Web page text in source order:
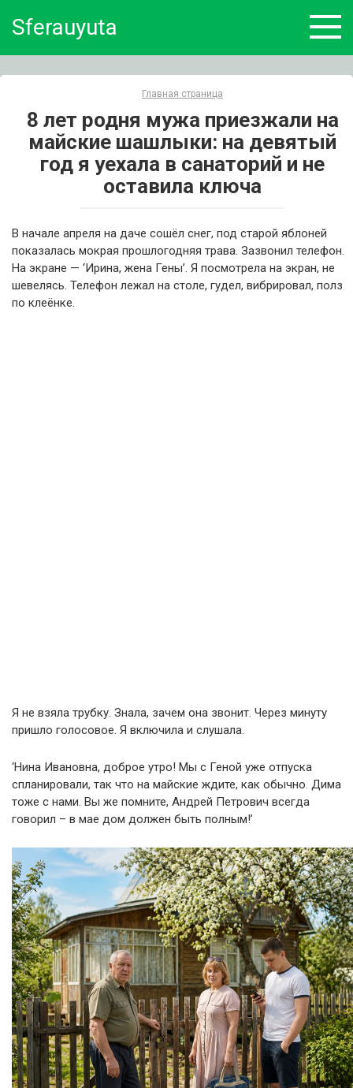
Sferauyuta
Главная страница
8 лет родня мужа приезжали на
майские шашлыки: на девятый
год я уехала в санаторий и не
оставила ключа
В начале апреля на даче сошёл снег, под старой яблоней
показалась мокрая прошлогодняя трава. Зазвонил телефон.
На экране — ‘Ирина, жена Гены’. Я посмотрела на экран, не
шевелясь. Телефон лежал на столе, гудел, вибрировал, полз
по клеёнке.
Я не взяла трубку. Знала, зачем она звонит. Через минуту
пришло голосовое. Я включила и слушала.
‘Нина Ивановна, доброе утро! Мы с Геной уже отпуска
спланировали, так что на майские ждите, как обычно. Дима
тоже с нами. Вы же помните, Андрей Петрович всегда
говорил – в мае дом должен быть полным!’